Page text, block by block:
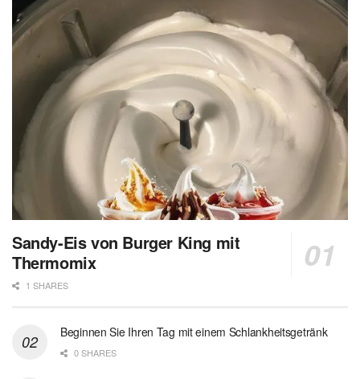
Sandy-Eis von Burger King mit
Thermomix
1 SHARES
Beginnen Sie Ihren Tag mit einem Schlankheitsgetränk
0 SHARES